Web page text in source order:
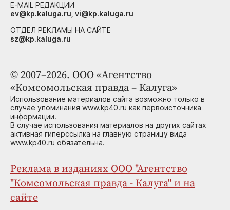
© 2007–2026. ООО «Агентство
«Комсомольская правда – Калуга»
Использование материалов сайта возможно только в
случае упоминания www.kp40.ru как первоисточника
информации.
В случае использования материалов на других сайтах
активная гиперссылка на главную страницу вида
www.kp40.ru обязательна.
Реклама в изданиях ООО "Агентство
"Комсомольская правда - Калуга" и на
сайте
E-MAIL РЕДАКЦИИ
ev@kp.kaluga.ru, vi@kp.kaluga.ru
ОТДЕЛ РЕКЛАМЫ НА САЙТЕ
sz@kp.kaluga.ru